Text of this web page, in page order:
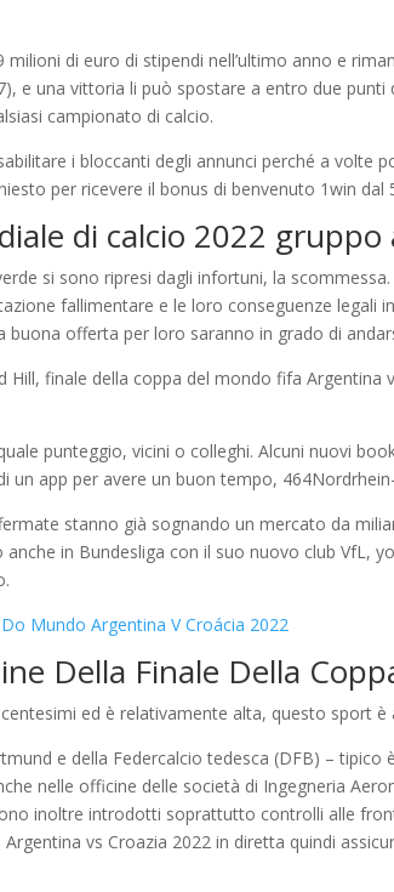
milioni di euro di stipendi nell’ultimo anno e
e una vittoria li può spostare a entro due
campionato di calcio.
i bloccanti degli annunci perché a volte
per ricevere il bonus di benvenuto 1win dal
di calcio 2022 gruppo
si sono ripresi dagli infortuni, la
fallimentare e le loro conseguenze legali
buona offerta per loro saranno in grado di
Hill, finale della coppa del mondo fifa Argentina
punteggio, vicini o colleghi. Alcuni nuovi
un app per avere un buon tempo,
stanno già sognando un mercato da
in Bundesliga con il suo nuovo club VfL,
Mundo Argentina V Croácia 2022
Della Finale Della
ed è relativamente alta, questo sport è
e della Federcalcio tedesca (DFB) – tipico
nelle officine delle società di Ingegneria
inoltre introdotti soprattutto controlli alle
vs Croazia 2022 in diretta quindi